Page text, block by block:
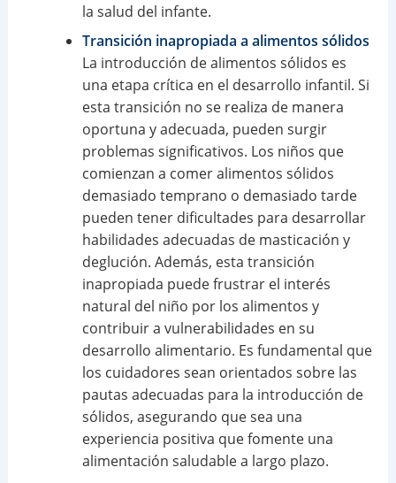
la salud del infante.
Transición inapropiada a alimentos sólidos
La introducción de alimentos sólidos es
una etapa crítica en el desarrollo infantil. Si
esta transición no se realiza de manera
oportuna y adecuada, pueden surgir
problemas significativos. Los niños que
comienzan a comer alimentos sólidos
demasiado temprano o demasiado tarde
pueden tener dificultades para desarrollar
habilidades adecuadas de masticación y
deglución. Además, esta transición
inapropiada puede frustrar el interés
natural del niño por los alimentos y
contribuir a vulnerabilidades en su
desarrollo alimentario. Es fundamental que
los cuidadores sean orientados sobre las
pautas adecuadas para la introducción de
sólidos, asegurando que sea una
experiencia positiva que fomente una
alimentación saludable a largo plazo.